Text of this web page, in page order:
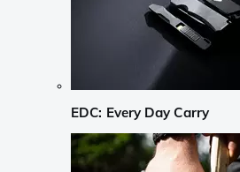
EDC: Every Day Carry